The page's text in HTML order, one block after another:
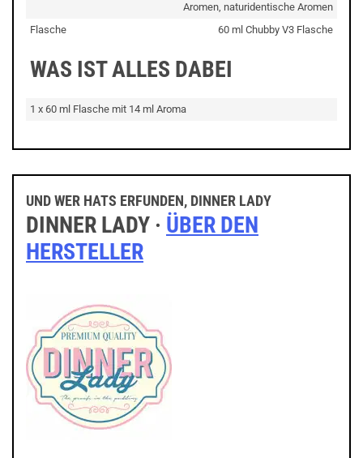
Aromen, naturidentische Aromen
Flasche
60 ml Chubby V3 Flasche
WAS IST ALLES DABEI
1 x 60 ml Flasche mit 14 ml Aroma
UND WER HATS ERFUNDEN, DINNER LADY
DINNER LADY · ÜBER DEN
HERSTELLER